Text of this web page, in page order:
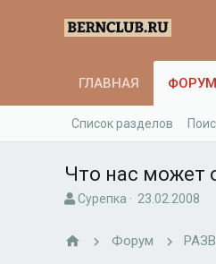
ГЛАВНАЯ ФОРУМ
Список разделов
Что нас может
А
о
Сурепка
Д
а
23.02.2008
Форум